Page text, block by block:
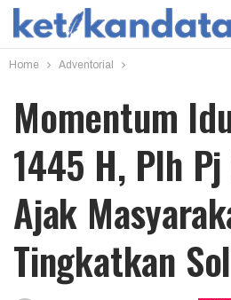
Home Adventorial
Momentum
1445 H, Plh
Ajak
Tingkatkan